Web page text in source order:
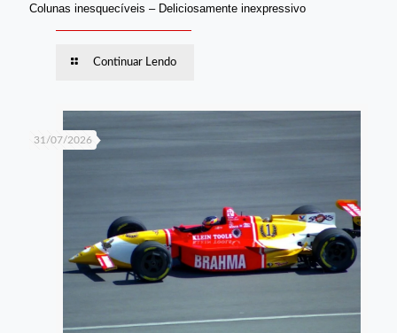
Colunas inesquecíveis – Deliciosamente inexpressivo
Continuar Lendo
31/07/2026